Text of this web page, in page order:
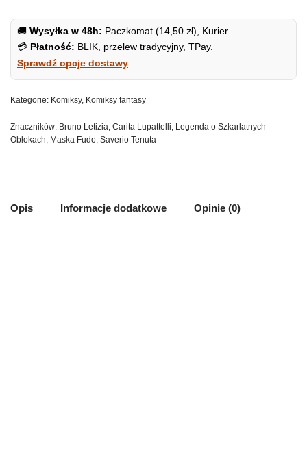
🚚 Wysyłka w 48h: Paczkomat (14,50 zł), Kurier.
💳 Płatność: BLIK, przelew tradycyjny, TPay.
Sprawdź opcje dostawy
Kategorie: Komiksy, Komiksy fantasy
Znaczników: Bruno Letizia, Carita Lupattelli, Legenda o Szkarłatnych
Obłokach, Maska Fudo, Saverio Tenuta
Opis Informacje dodatkowe Opinie (0)